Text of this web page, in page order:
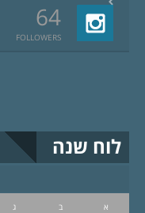
64
FOLLOWERS
לוח שנה
א ב ג